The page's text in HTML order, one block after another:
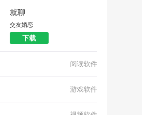
就聊
交友婚恋
下载
阅读软件
游戏软件